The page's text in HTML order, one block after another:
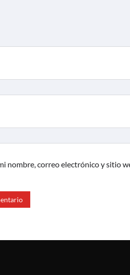
nombre, correo electrónico y sitio